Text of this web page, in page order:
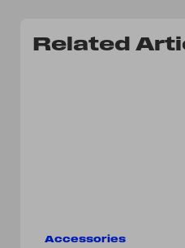
Related
Accessories